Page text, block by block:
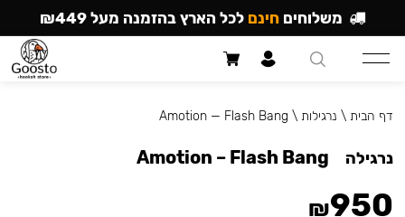
דף הבית \ נרגילות \
Amotion — Flash Bang
נרגילה Amotion – Flash Bang
₪950
משלוחים חינם לכל הארץ בהזמנה מעל ₪449